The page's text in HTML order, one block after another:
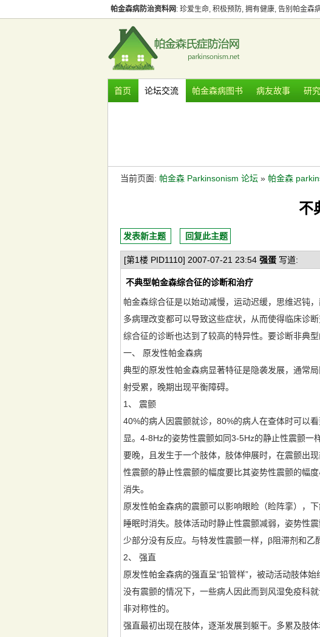
帕金森病防治资料网 : 珍爱生命, 积极预防, 拥有健康, 告别帕金森
首页 论坛交流 帕金森病图书 病友故事 研
当前页面: 帕金森 Parkinsonism 论坛 » 帕金森
不
发表新主题 回复此主题
[第1楼 PID1110] 2007-07-21 23:54 强蛋 写道:
不典型帕金森综合征的诊断和治疗
帕金森综合征是以始动减慢，运动迟缓，思维迟钝
多病理改变都可以导致这些症状，从而使得临床诊
综合征的诊断也达到了较高的特异性。要诊断非典
一、 原发性帕金森病
典型的原发性帕金森病显著特征是隐袭发展，通常
射受累，晚期出现平衡障碍。
1、 震颤
40%的病人因震颤就诊，80%的病人在查体时可以
显。4-8Hz的姿势性震颤如同3-5Hz的静止性震颤
要晚，且发生于一个肢体，肢体伸展时，在震颤出
性震颤的静止性震颤的幅度要比其姿势性震颤的幅
消失。
原发性帕金森病的震颤可以影响眼睑（睑阵挛），
睡眠时消失。肢体活动时静止性震颤减弱，姿势性
少部分没有反应。与特发性震颤一样，β阻滞剂和乙
2、 强直
原发性帕金森病的强直呈“铅管样”，被动活动肢体
没有震颤的情况下，一些病人因此而到风湿免疫科
非对称性的。
强直最初出现在肢体，逐渐发展到躯干。多累及肢